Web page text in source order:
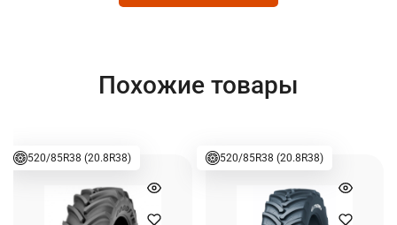
Похожие товары
520/85R38 (20.8R38) 520/85R38 (20.8R38)